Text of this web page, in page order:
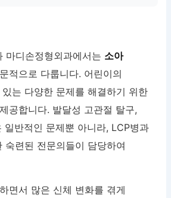
마디손정형외과에서는 소아
적으로 다룹니다. 어린이의
는 다양한 문제를 해결하기 위한
공합니다. 발달성 고관절 탈구,
일반적인 문제뿐 아니라, LCP병과
숙련된 전문의들이 담당하여
면서 많은 신체 변화를 겪게